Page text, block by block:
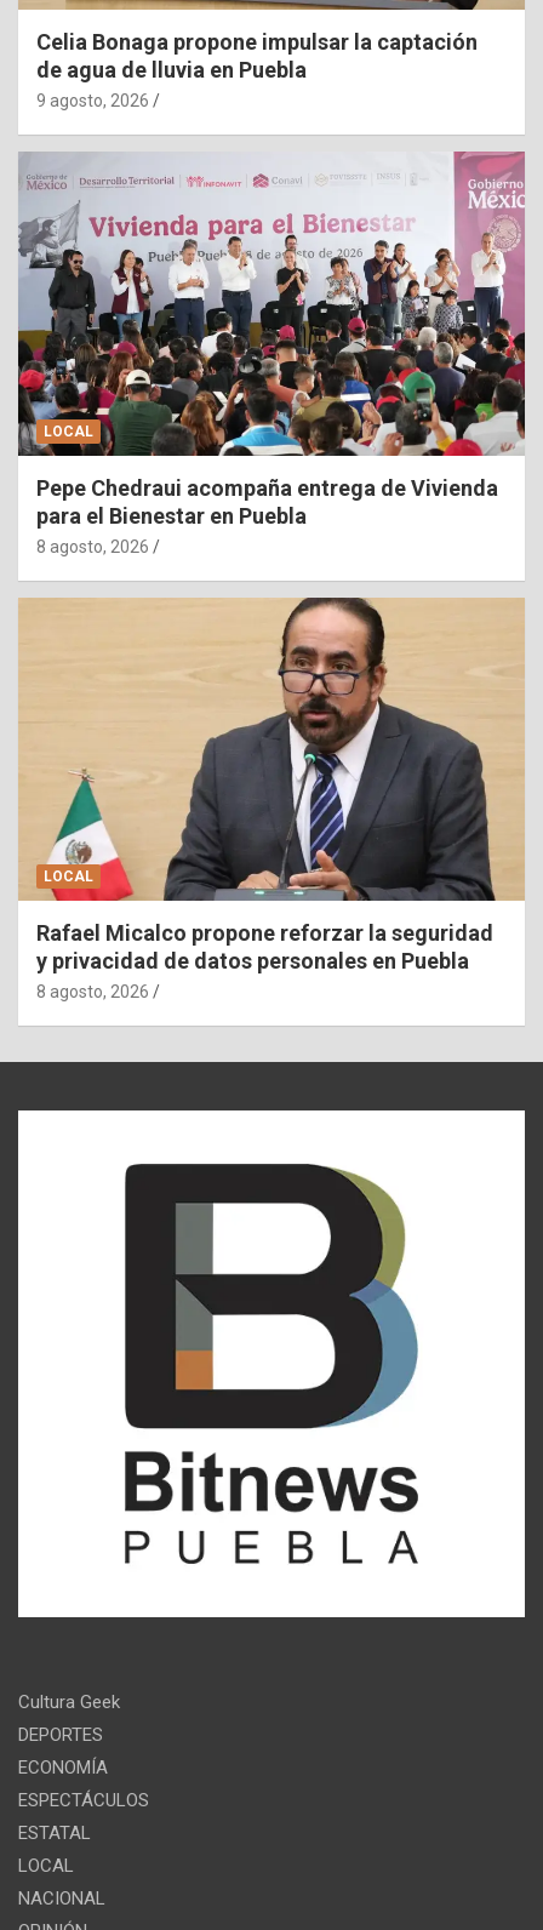
Celia Bonaga propone impulsar la captación
de agua de lluvia en Puebla
9 agosto, 2026
LOCAL
Pepe Chedraui acompaña entrega de Vivienda
para el Bienestar en Puebla
8 agosto, 2026
LOCAL
Rafael Micalco propone reforzar la seguridad
y privacidad de datos personales en Puebla
8 agosto, 2026
Cultura Geek
DEPORTES
ECONOMÍA
ESPECTÁCULOS
ESTATAL
LOCAL
NACIONAL